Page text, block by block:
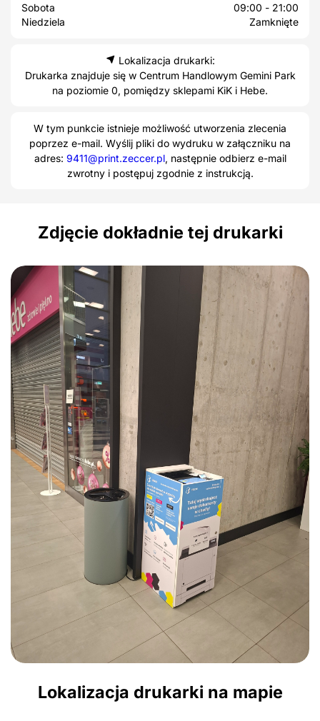
Sobota
09:00 - 21:00
Niedziela
Zamknięte
Lokalizacja drukarki:
Drukarka znajduje się w Centrum Handlowym Gemini Park
na poziomie 0, pomiędzy sklepami KiK i Hebe.
W tym punkcie istnieje możliwość utworzenia zlecenia
poprzez e-mail. Wyślij pliki do wydruku w załączniku na
adres: 9411@print.zeccer.pl, następnie odbierz e-mail
zwrotny i postępuj zgodnie z instrukcją.
Zdjęcie dokładnie tej drukarki
Lokalizacja drukarki na mapie